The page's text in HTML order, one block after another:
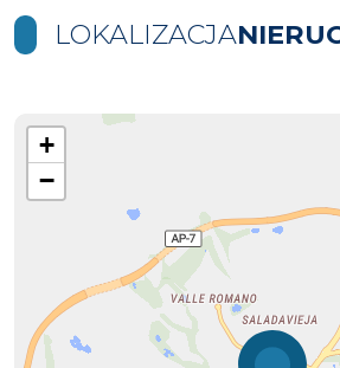
LOKALIZACJA
+
−